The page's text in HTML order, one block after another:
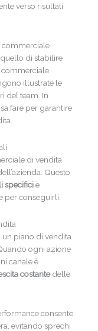
verso risultati
commerciale
di stabilire
illustrate le
del team. In
fare per garantire
di vendita
Questo
specificie
per conseguirli.
piano di vendita
ogni azione
canale è
costantedelle
consente
evitando sprechi